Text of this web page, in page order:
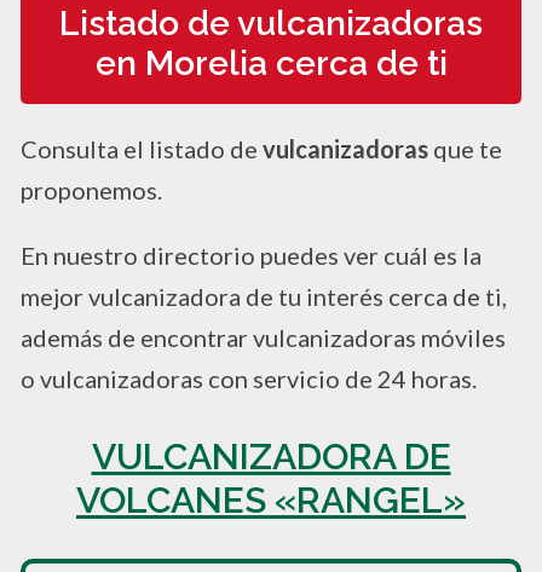
Listado de vulcanizadoras
en Morelia cerca de ti
Consulta el listado de vulcanizadoras que te
proponemos.
En nuestro directorio puedes ver cuál es la
mejor vulcanizadora de tu interés cerca de ti,
además de encontrar vulcanizadoras móviles
o vulcanizadoras con servicio de 24 horas.
VULCANIZADORA DE
VOLCANES «RANGEL»